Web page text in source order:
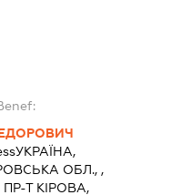
УКРАЇНА,
ОБЛ., ,
Т КІРОВА,